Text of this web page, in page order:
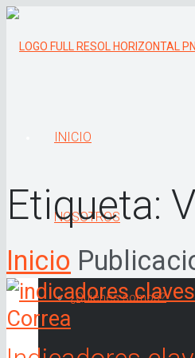
INICIO
NOSOTROS
¿Quiénes somos?
Etiqueta:
Inicio